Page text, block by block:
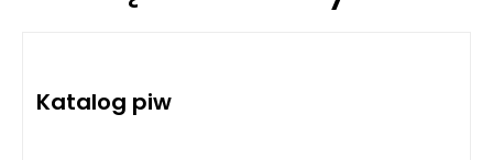
Katalog piw